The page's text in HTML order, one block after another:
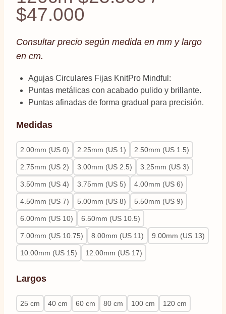
$47.000
Consultar precio según medida en mm y largo
en cm.
Agujas Circulares Fijas KnitPro Mindful:
Puntas metálicas con acabado pulido y brillante.
Puntas afinadas de forma gradual para precisión.
Medidas
2.00mm (US 0) 2.25mm (US 1) 2.50mm (US 1.5)
2.75mm (US 2) 3.00mm (US 2.5) 3.25mm (US 3)
3.50mm (US 4) 3.75mm (US 5) 4.00mm (US 6)
4.50mm (US 7) 5.00mm (US 8) 5.50mm (US 9)
6.00mm (US 10) 6.50mm (US 10.5)
7.00mm (US 10.75) 8.00mm (US 11) 9.00mm (US 13)
10.00mm (US 15) 12.00mm (US 17)
Largos
25 cm 40 cm 60 cm 80 cm 100 cm 120 cm